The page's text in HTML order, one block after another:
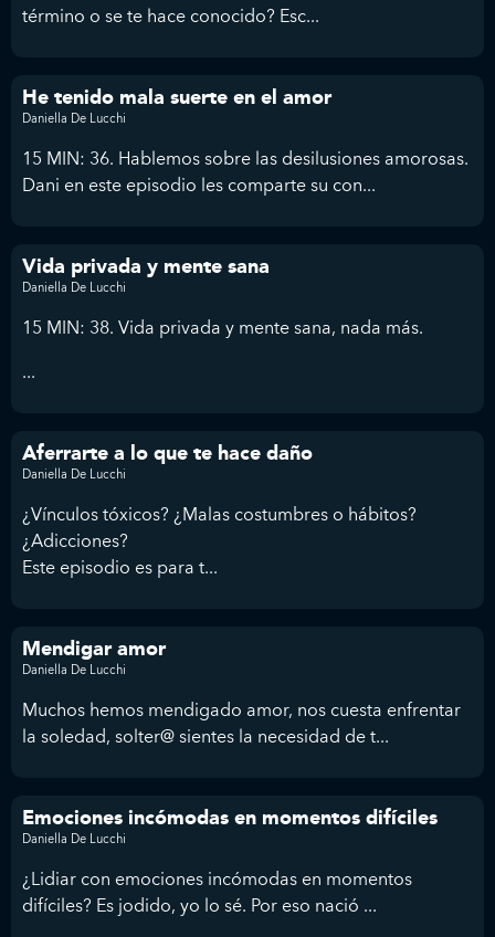
término o se te hace conocido? Esc...
He tenido mala suerte en el amor
Daniella De Lucchi
15 MIN: 36. Hablemos sobre las desilusiones amorosas.
Dani en este episodio les comparte su con...
Vida privada y mente sana
Daniella De Lucchi
15 MIN: 38. Vida privada y mente sana, nada más.
...
Aferrarte a lo que te hace daño
Daniella De Lucchi
¿Vínculos tóxicos? ¿Malas costumbres o hábitos?
¿Adicciones?
Este episodio es para t...
Mendigar amor
Daniella De Lucchi
Muchos hemos mendigado amor, nos cuesta enfrentar
la soledad, solter@ sientes la necesidad de t...
Emociones incómodas en momentos difíciles
Daniella De Lucchi
¿Lidiar con emociones incómodas en momentos
difíciles? Es jodido, yo lo sé. Por eso nació ...